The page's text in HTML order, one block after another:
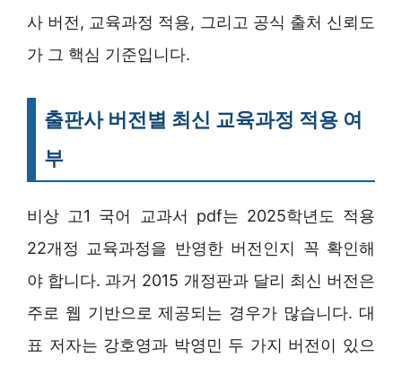
사 버전, 교육과정 적용, 그리고 공식 출처 신뢰도
가 그 핵심 기준입니다.
출판사 버전별 최신 교육과정 적용 여
부
비상 고1 국어 교과서 pdf는 2025학년도 적용
22개정 교육과정을 반영한 버전인지 꼭 확인해
야 합니다. 과거 2015 개정판과 달리 최신 버전은
주로 웹 기반으로 제공되는 경우가 많습니다. 대
표 저자는 강호영과 박영민 두 가지 버전이 있으